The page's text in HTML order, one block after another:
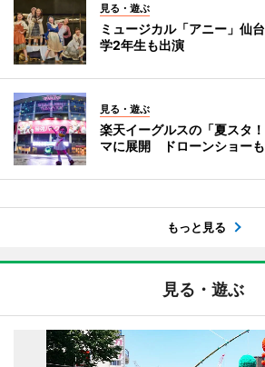
見る・遊ぶ
ミュージカル「アニー」仙
学2年生も出演
見る・遊ぶ
楽天イーグルスの「夏スタ
マに展開 ドローンショーも
もっと見る
見る・遊ぶ